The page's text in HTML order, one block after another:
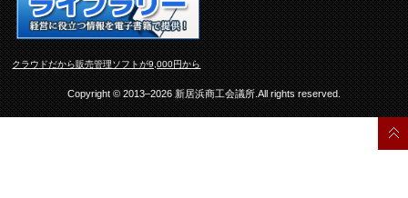
クラウドだから販売管理ソフトが9,000円から
Copyright © 2013–2026 新居浜商工会議所.All rights reserved.